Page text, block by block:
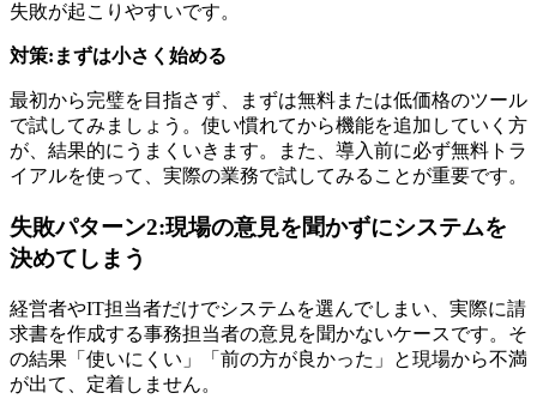
失敗が起こりやすいです。
対策:まずは小さく始める
最初から完璧を目指さず、まずは無料または低価格のツール
で試してみましょう。使い慣れてから機能を追加していく方
が、結果的にうまくいきます。また、導入前に必ず無料トラ
イアルを使って、実際の業務で試してみることが重要です。
失敗パターン2:現場の意見を聞かずにシステムを
決めてしまう
経営者やIT担当者だけでシステムを選んでしまい、実際に請
求書を作成する事務担当者の意見を聞かないケースです。そ
の結果「使いにくい」「前の方が良かった」と現場から不満
が出て、定着しません。